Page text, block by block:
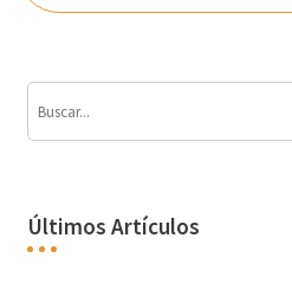
Últimos Artículos